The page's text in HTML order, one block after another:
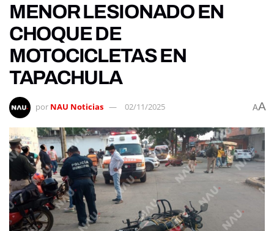
MENOR LESIONADO EN
CHOQUE DE
MOTOCICLETAS EN
TAPACHULA
por NAU Noticias 02/11/2025 AA